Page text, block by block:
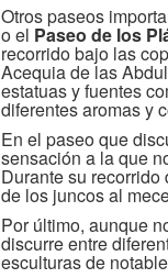
Otros paseos
o el Paseo de los
recorrido bajo las
Acequia de las
estatuas y fuentes
diferentes aromas y
En el paseo que
sensación a la que
Durante su
de los juncos al
Por último, aunque
discurre entre
esculturas de